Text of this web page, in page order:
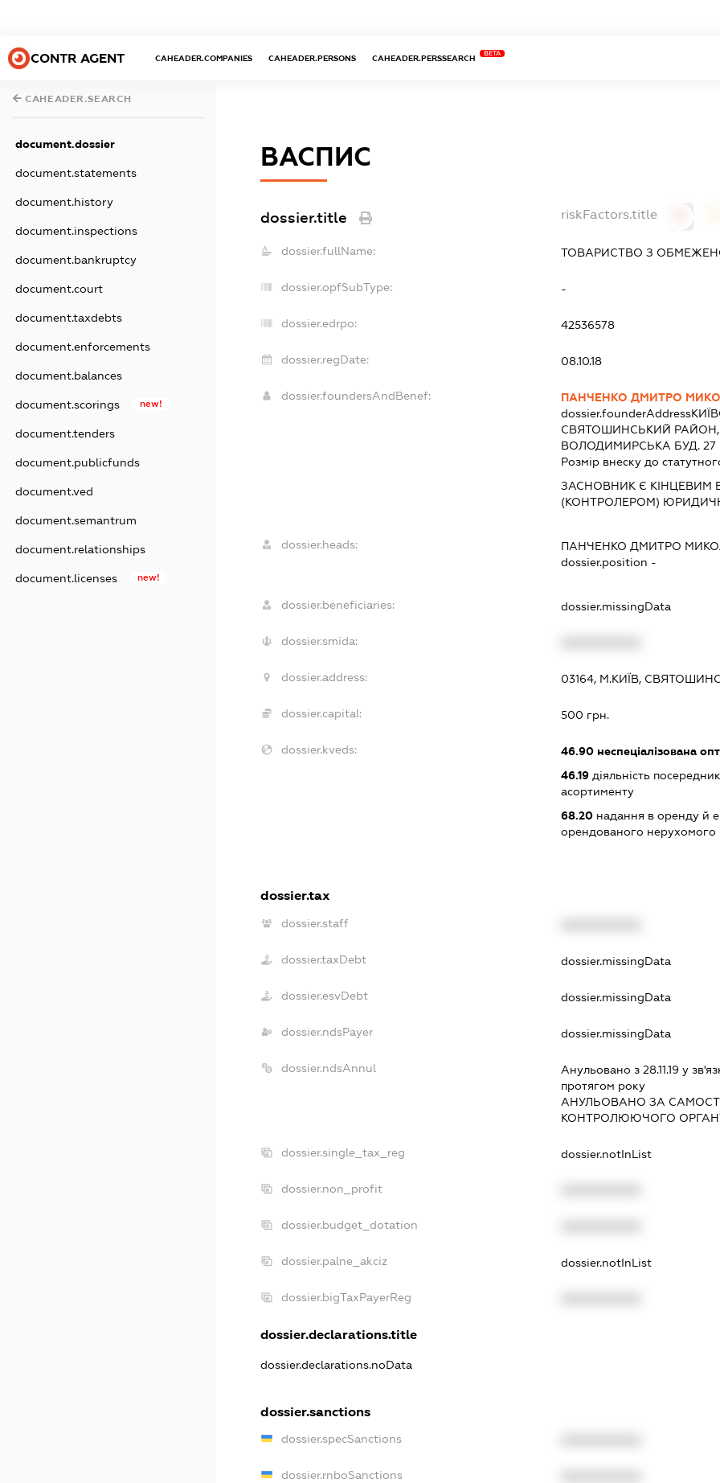
CONTR AGENT CAHEADER.COMPANIES CAHEADER.PERSONS CAHEADER.PERSSEARCH
BETA
CAHEADER.SEARCH
document.dossier
document.statements
document.history
document.inspections
document.bankruptcy
document.court
document.taxdebts
document.enforcements
document.balances
document.scorings new!
document.tenders
document.publicfunds
document.ved
document.semantrum
document.relationships
document.licenses new!
ВАСПИС
dossier.title riskFactors.title
dossier.fullName: ТОВАРИСТВО З
dossier.opfSubType: -
dossier.edrpo: 42536578
dossier.regDate: 08.10.18
dossier.foundersAndBenef:
ПАНЧЕНКО ДМИТРО
dossier.founderAddress
СВЯТОШИНСЬКИЙ РАЙОН,
ВОЛОДИМИРСЬКА БУД. 27
Розмір внеску до
ЗАСНОВНИК Є КІНЦЕВИМ
(КОНТРОЛЕРОМ)
dossier.heads: ПАНЧЕНКО ДМИТРО
dossier.position -
dossier.beneficiaries: dossier.missingData
dossier.smida:
dossier.address: 03164, М.КИЇВ,
dossier.capital: 500 грн.
dossier.kveds: 46.90неспеціалізована
46.19діяльність
асортименту
68.20надання в оренду й
орендованого нерухомого
dossier.tax
dossier.staff
dossier.taxDebt dossier.missingData
dossier.esvDebt dossier.missingData
dossier.ndsPayer dossier.missingData
dossier.ndsAnnul Анульовано з 28.11.19 у
протягом року
АНУЛЬОВАНО ЗА
КОНТРОЛЮЮЧОГО
dossier.single_tax_reg dossier.notInList
dossier.non_profit
dossier.budget_dotation
dossier.palne_akciz dossier.notInList
dossier.bigTaxPayerReg
dossier.declarations.title
dossier.declarations.noData
dossier.sanctions
dossier.specSanctions
dossier.rnboSanctions